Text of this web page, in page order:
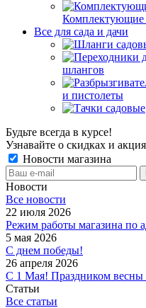
Комплектующие
Все для сада и дачи
шлангов
и пистолеты
Будьте всегда в курсе!
Узнавайте о скидках и
Новости магазина
Новости
Все новости
22 июля 2026
Режим работы магазина по
5 мая 2026
С днем победы!
26 апреля 2026
С 1 Мая! Праздником весны
Статьи
Все статьи